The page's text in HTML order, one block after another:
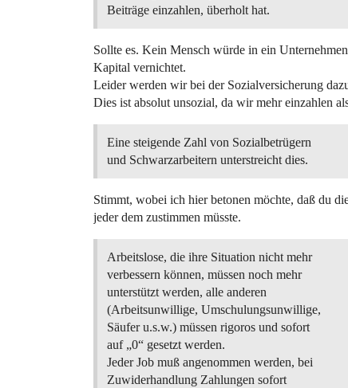
Beiträge einzahlen, überholt hat.
Sollte es. Kein Mensch würde in ein
Kapital vernichtet.
Leider werden wir bei der Sozialversicherung
Dies ist absolut unsozial, da wir mehr einzahlen
Eine steigende Zahl von Sozialbetrügern
und Schwarzarbeitern unterstreicht dies.
Stimmt, wobei ich hier betonen möchte, daß du
jeder dem zustimmen müsste.
Arbeitslose, die ihre Situation nicht mehr
verbessern können, müssen noch mehr
unterstützt werden, alle anderen
(Arbeitsunwillige, Umschulungsunwillige,
Säufer u.s.w.) müssen rigoros und sofort
auf „0“ gesetzt werden.
Jeder Job muß angenommen werden, bei
Zuwiderhandlung Zahlungen sofort